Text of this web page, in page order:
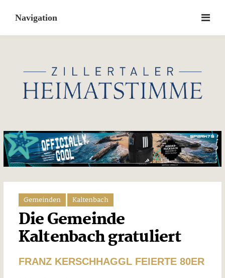
content
Gemeinden Kaltenbach
Die Gemeinde
Kaltenbach gratuliert
FRANZ KERSCHHAGGL FEIERTE 80ER